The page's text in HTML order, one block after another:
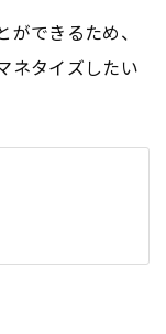
ができるため、
ネタイズしたい